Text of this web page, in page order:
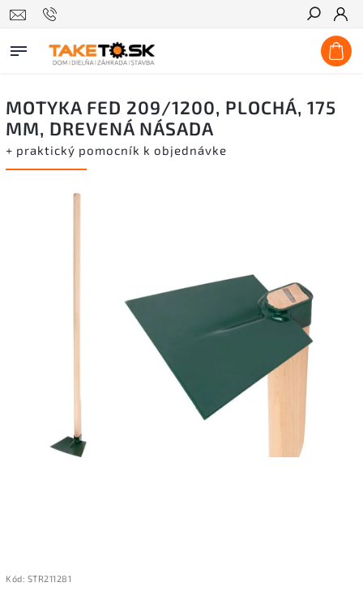
Hľadať
MOTYKA FED 209/1200, PLOCHÁ, 175
MM, DREVENÁ NÁSADA
+ praktický pomocník k objednávke
Kód: STR211281